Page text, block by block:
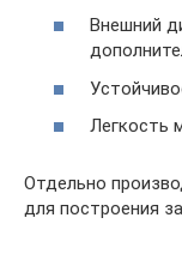
Внешний
Легкость
Отдельно
для построения